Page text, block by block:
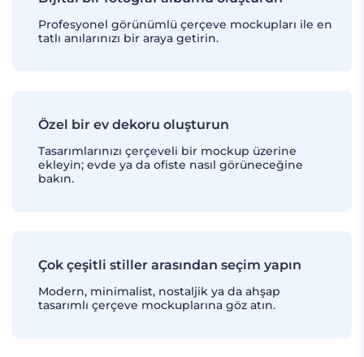
Profesyonel görünümlü çerçeve mockupları ile en
tatlı anılarınızı bir araya getirin.
Özel bir ev dekoru oluşturun
Tasarımlarınızı çerçeveli bir mockup üzerine
ekleyin; evde ya da ofiste nasıl görüneceğine
bakın.
Çok çeşitli stiller arasından seçim yapın
Modern, minimalist, nostaljik ya da ahşap
tasarımlı çerçeve mockuplarına göz atın.